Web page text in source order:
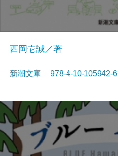
西岡壱誠／著
新潮文庫 978-4-10-